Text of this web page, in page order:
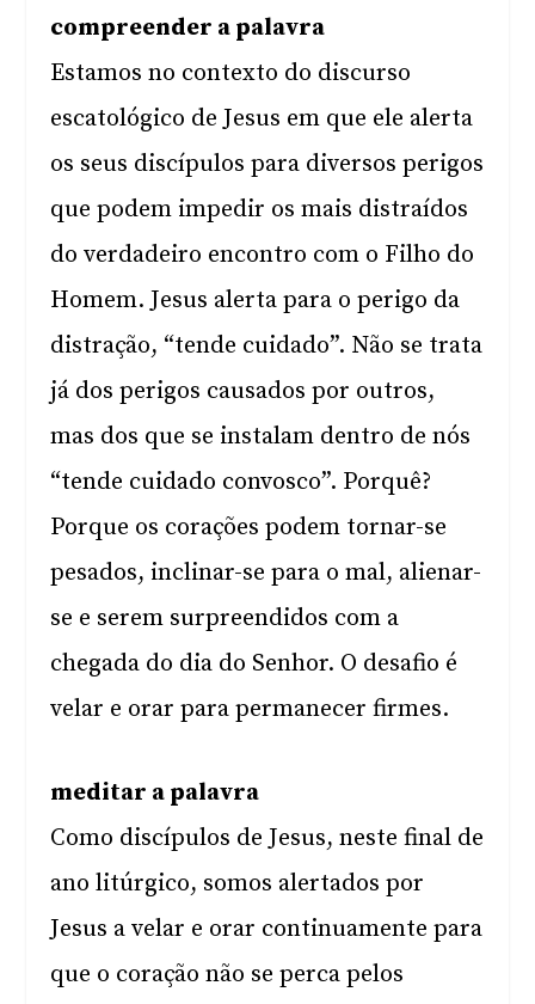
compreender a palavra
Estamos no contexto do discurso
escatológico de Jesus em que ele alerta
os seus discípulos para diversos perigos
que podem impedir os mais distraídos
do verdadeiro encontro com o Filho do
Homem. Jesus alerta para o perigo da
distração, “tende cuidado”. Não se trata
já dos perigos causados por outros,
mas dos que se instalam dentro de nós
“tende cuidado convosco”. Porquê?
Porque os corações podem tornar-se
pesados, inclinar-se para o mal, alienar-
se e serem surpreendidos com a
chegada do dia do Senhor. O desafio é
velar e orar para permanecer firmes.
meditar a palavra
Como discípulos de Jesus, neste final de
ano litúrgico, somos alertados por
Jesus a velar e orar continuamente para
que o coração não se perca pelos